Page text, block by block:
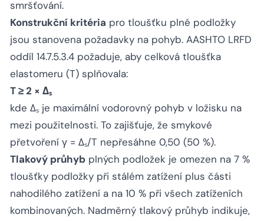
smršťování.
Konstrukční kritéria pro tloušťku plné podložky
jsou stanovena požadavky na pohyb. AASHTO LRFD
oddíl 14.7.5.3.4 požaduje, aby celková tloušťka
elastomeru (T) splňovala:
T ≥ 2 × Δₛ
kde Δₛ je maximální vodorovný pohyb v ložisku na
mezi použitelnosti. To zajišťuje, že smykové
přetvoření γ = Δₛ/T nepřesáhne 0,50 (50 %).
Tlakový průhyb plných podložek je omezen na 7 %
tloušťky podložky při stálém zatížení plus části
nahodilého zatížení a na 10 % při všech zatíženích
kombinovaných. Nadměrný tlakový průhyb indikuje,